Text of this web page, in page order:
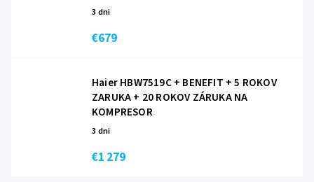
3 dni
€679
Haier HBW7519C + BENEFIT + 5 ROKOV
ZARUKA + 20 ROKOV ZÁRUKA NA
KOMPRESOR
3 dni
€1 279